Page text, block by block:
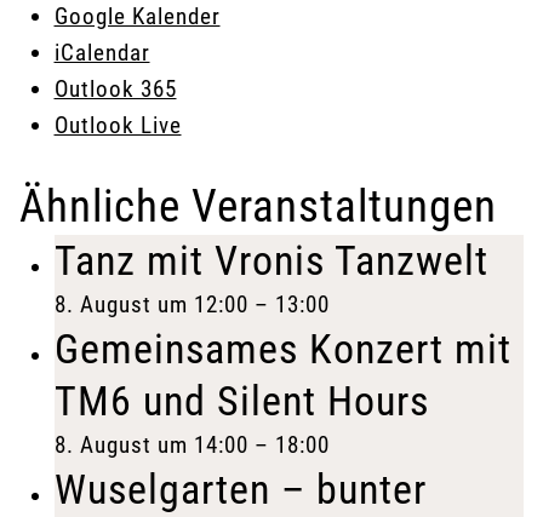
Google Kalender
iCalendar
Outlook 365
Outlook Live
Ähnliche Veranstaltungen
Tanz mit Vronis Tanzwelt
8. August um 12:00 – 13:00
Gemeinsames Konzert mit
TM6 und Silent Hours
8. August um 14:00 – 18:00
Wuselgarten – bunter